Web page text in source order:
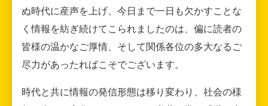
ぬ時代に産声を上げ、今日まで一日も欠かすことな
く情報を紡ぎ続けてこられましたのは、偏に読者の
皆様の温かなご厚情、そして関係各位の多大なるご
尽力があったればこそでございます。
時代と共に情報の発信形態は移り変わり、社会の様